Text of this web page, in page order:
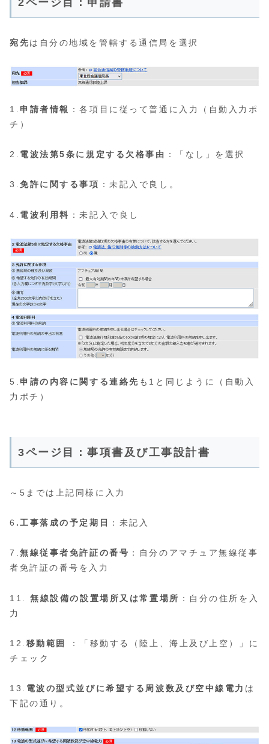
宛先は自分の地域を管轄する通信局を選択
1.申請者情報
：各項目に従って普通に入力（自動入力ポ
チ）
2. 電波法第5条に規定する欠格事由 ：「なし」を選択
3.免許に関する事項 ：未記入で良し。
4. 電波利用料 ：未記入で良し
5.申請の内容に関する連絡先 も1と同じように（自動入
力ポチ）
3ページ目：事項書及び工事設計書
～5までは上記同様に入力
6 .工事落成の予定期日 ：未記入
7.無線従事者免許証の番号 ：自分のアマチュア無線従事
者免許証の番号を入力
11.無線設備の設置場所又は常置場所 ：自分の住所を入
力
12. 移動範囲
：「移動する（陸上、海上及び上空）」に
チェック
13. 電波の型式並びに希望する周波数及び空中線電力 は
下記の通り。